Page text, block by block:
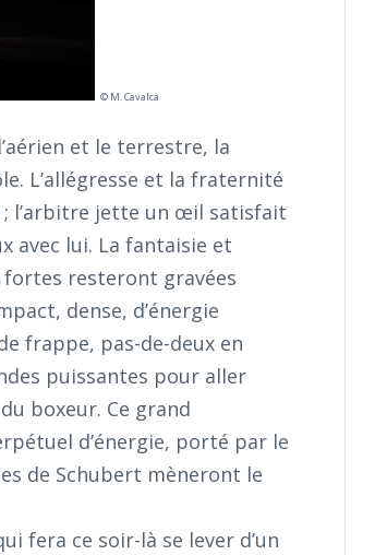
© M. Cavalca
et le terrestre, la
L’allégresse et la fraternité
; l’arbitre jette un œil satisfait
avec lui. La fantaisie et
fortes resteront gravées
dense, d’énergie
frappe, pas-de-deux en
puissantes pour aller
boxeur. Ce grand
d’énergie, porté par le
de Schubert mèneront le
fera ce soir-là se lever d’un